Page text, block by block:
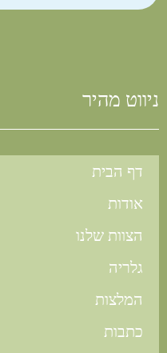
ניווט מהיר
דף הבית
אודות
הצוות שלנו
גלריה
המלצות
כתבות